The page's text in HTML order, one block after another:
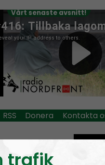
Vårt senaste avsnitt!
RSS Donera Kontakta
Opråb
Cut
trafik